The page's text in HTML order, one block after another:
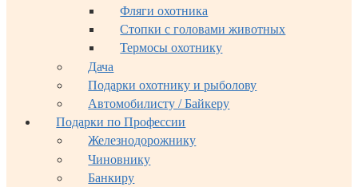
Фляги охотника
Стопки с головами животных
Термосы охотнику
Дача
Подарки охотнику и рыболову
Автомобилисту / Байкеру
Подарки по Профессии
Железнодорожнику
Чиновнику
Банкиру